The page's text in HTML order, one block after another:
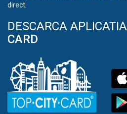
direct.
DESCARCA APLICATIA
CARD